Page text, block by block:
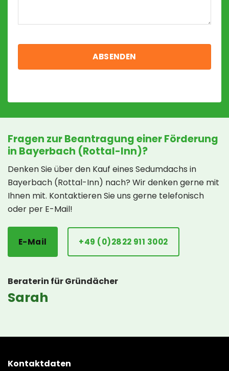
Fragen zur Beantragung einer Förderung
in Bayerbach (Rottal-Inn)?
Denken Sie über den Kauf eines Sedumdachs in
Bayerbach (Rottal-Inn) nach? Wir denken gerne mit
Ihnen mit. Kontaktieren Sie uns gerne telefonisch
oder per E-Mail!
E-Mail +49 (0)2822 911 3002
Beraterin für Gründächer
Sarah
Kontaktdaten